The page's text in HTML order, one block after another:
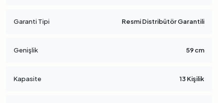
Garanti Tipi Resmi Distribütör Garantili
Genişlik 59 cm
Kapasite 13 Kişilik